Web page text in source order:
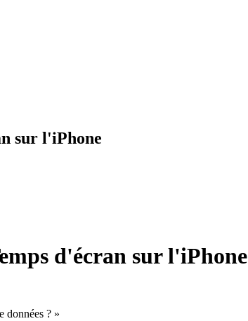
sur l'iPhone
d'écran sur l'iPhone
données ? »